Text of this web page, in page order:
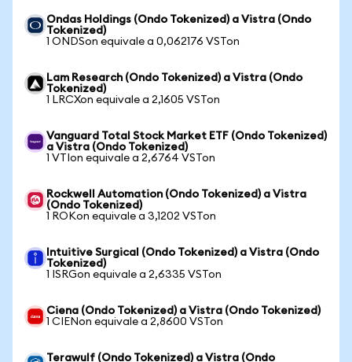
Ondas Holdings (Ondo Tokenized) a Vistra (Ondo
Tokenized)
1 ONDSon equivale a 0,062176 VSTon
Lam Research (Ondo Tokenized) a Vistra (Ondo
Tokenized)
1 LRCXon equivale a 2,1605 VSTon
Vanguard Total Stock Market ETF (Ondo Tokenized)
a Vistra (Ondo Tokenized)
1 VTIon equivale a 2,6764 VSTon
Rockwell Automation (Ondo Tokenized) a Vistra
(Ondo Tokenized)
1 ROKon equivale a 3,1202 VSTon
Intuitive Surgical (Ondo Tokenized) a Vistra (Ondo
Tokenized)
1 ISRGon equivale a 2,6335 VSTon
Ciena (Ondo Tokenized) a Vistra (Ondo Tokenized)
1 CIENon equivale a 2,8600 VSTon
Terawulf (Ondo Tokenized) a Vistra (Ondo